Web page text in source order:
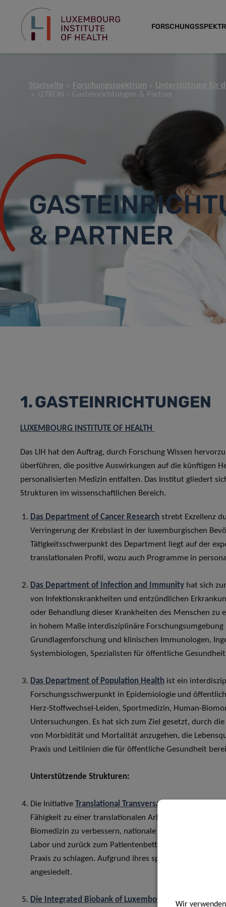
Startseite Forschungsspektrum Unterstützung für
i2TRON – Gasteinrichtungen & Partner
& PARTNER
1. GASTEINRICHTUNGEN
LUXEMBOURG INSTITUTE OF HEALTH
Das LIH hat den Auftrag, durch Forschung Wissen
überführen, die positive Auswirkungen auf die künftigen
personalisierten Medizin entfalten. Das Institut gliedert
Strukturen im wissenschaftlichen Bereich.
Das Department of Cancer Research strebt Exzellenz
Verringerung der Krebslast in der luxemburgischen
Tätigkeitsschwerpunkt des Department liegt auf der
translationalen Profil, wozu auch Programme in
Das Department of Infection and Immunity hat sich
von Infektionskrankheiten und entzündlichen
oder Behandlung dieser Krankheiten des Menschen
in hohem Maße interdisziplinäre
Grundlagenforschung und klinischen Immunologen,
Systembiologen, Spezialisten für öffentliche
Das Department of Population Health ist ein
Forschungsschwerpunkt in Epidemiologie und
Herz-Stoffwechsel-Leiden, Sportmedizin, Human-
Untersuchungen. Es hat sich zum Ziel gesetzt, durch
von Morbidität und Mortalität anzugehen, die
Praxis und Leitlinien die für öffentliche Gesundheit
Unterstützende Strukturen:
Die Initiative Translational Transversal Medicine (TTM)
Fähigkeit zu einer translationalen Arbeitsweise in den
Biomedizin zu verbessern, nationale und
Labor und zurück zum Patientenbett zu fördern und
Praxis zu schlagen. Aufgrund ihres spezifischen
angesiedelt.
Die Integrated Biobank of Luxembourg (IBBL)
ist ein
Wir